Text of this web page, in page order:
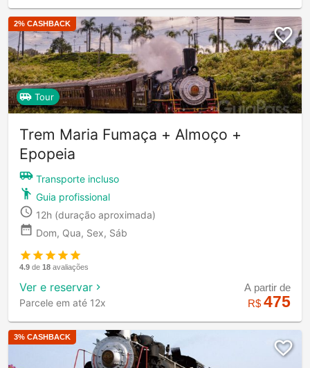
2% CASHBACK
Tour
Trem Maria Fumaça + Almoço +
Epopeia
Transporte incluso
Guia profissional
12h (duração aproximada)
Dom, Qua, Sex, Sáb
4.9 de 18 avaliações
Ver e reservar
Parcele em até 12x
A partir de
R$ 475
3% CASHBACK